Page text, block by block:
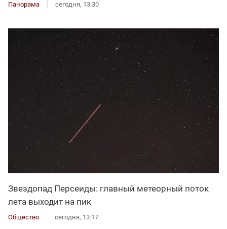
Панорама сегодня, 13:30
Звездопад Персеиды: главный метеорный поток
лета выходит на пик
Общество сегодня, 13:17